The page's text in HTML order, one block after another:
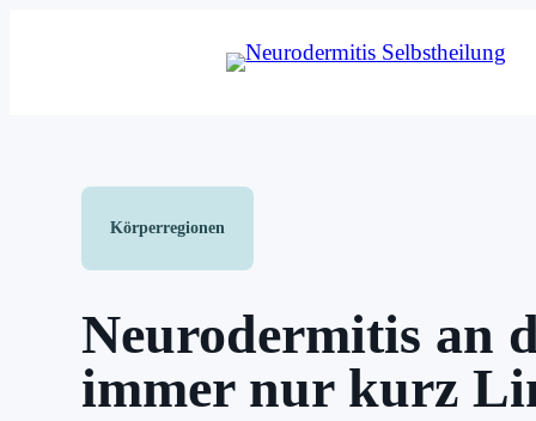
Körperregionen
Neurodermitis an
immer nur kurz